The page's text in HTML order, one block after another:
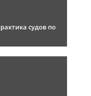
судов по